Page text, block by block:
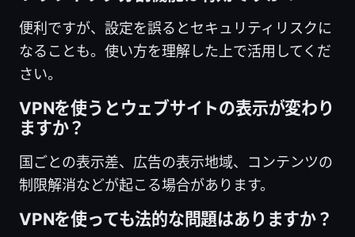
便利ですが、設定を誤るとセキュリティリスクに
なることも。使い方を理解した上で活用してくだ
さい。
VPNを使うとウェブサイトの表示が変わり
ますか？
国ごとの表示差、広告の表示地域、コンテンツの
制限解消などが起こる場合があります。
VPNを使っても法的な問題はありますか？